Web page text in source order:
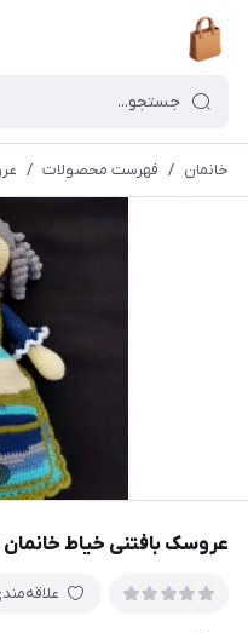
خانمان / فهرست محصولات /
عروسک بافتنی خیاط خانمان مدل